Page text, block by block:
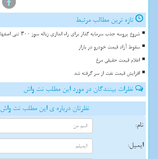
تازه ترین مطالب مرتبط
شروع پروسه جذب سرمایه گذار برای راه اندازی زباله سوز ۳۰۰ تنی اصفهان
سقوط آزاد قیمت خودرو در بازار
اعلام قیمت حقیقی مرغ
افزایش قیمت نفت از سر گرفته شد
نظرات بینندگان در مورد این مطلب نت واش
نظرتان درباره ی این مطلب نت واش
نام:
ایمیل: